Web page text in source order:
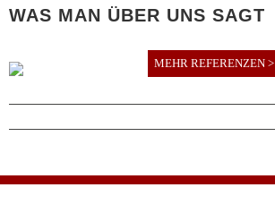
WAS MAN ÜBER UNS SAGT
MEHR REFERENZEN >